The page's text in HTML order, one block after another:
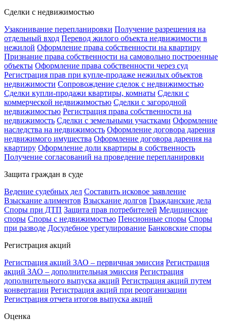
Сделки с недвижимостью
Узаконивание перепланировки Получение разрешения на
отдельный вход Перевод жилого объекта недвижимости в
нежилой Оформление права собственности на квартиру
Признание права собственности на самовольно построенные
объекты Оформление права собственности через суд
Регистрация прав при купле-продаже нежилых объектов
недвижимости Сопровождение сделок с недвижимостью
Сделки купли-продажи квартиры, комнаты Сделки с
коммерческой недвижимостью Сделки с загородной
недвижимостью Регистрация права собственности на
недвижимость Сделки с земельными участками Оформление
наследства на недвижимость Оформление договора дарения
недвижимого имущества Оформление договора дарения на
квартиру Оформление доли квартиры в собственность
Получение согласований на проведение перепланировки
Защита граждан в суде
Ведение судебных дел Составить исковое заявление
Взыскание алиментов Взыскание долгов Гражданские дела
Споры при ДТП Защита прав потребителей Медицинские
споры Споры с недвижимостью Пенсионные споры Споры
при разводе Досудебное урегулирование Банковские споры
Регистрация акций
Регистрация акций ЗАО – первичная эмиссия Регистрация
акций ЗАО – дополнительная эмиссия Регистрация
дополнительного выпуска акций Регистрация акций путем
конвертации Регистрация акций при реорганизации
Регистрация отчета итогов выпуска акций
Оценка